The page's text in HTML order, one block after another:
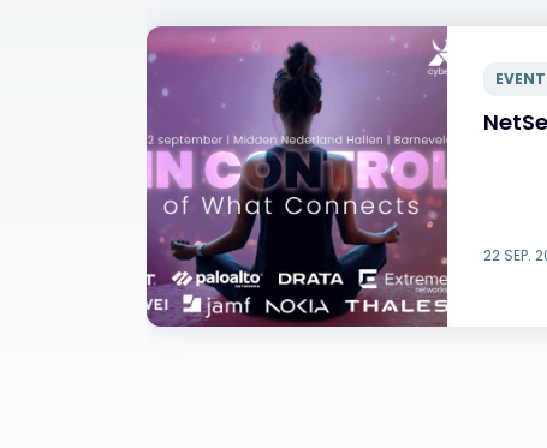
EVENT
22 SEP.